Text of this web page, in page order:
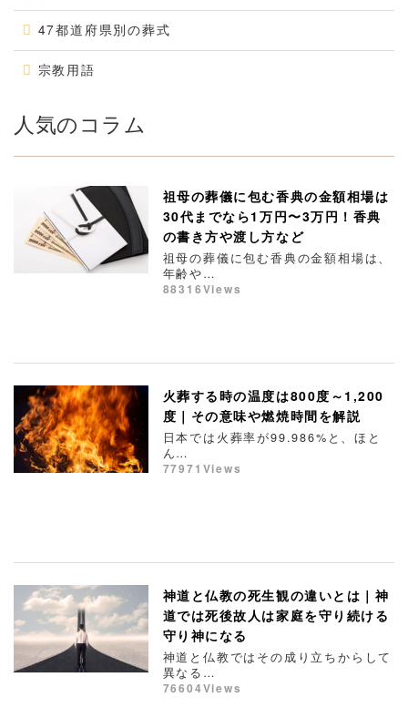
47都道府県別の葬式
宗教用語
人気のコラム
祖母の葬儀に包む香典の金額相場は
30代までなら1万円〜3万円！香典
の書き方や渡し方など
祖母の葬儀に包む香典の金額相場は、
年齢や…
88316Views
火葬する時の温度は800度～1,200
度｜その意味や燃焼時間を解説
日本では火葬率が99.986%と、ほと
ん…
77971Views
神道と仏教の死生観の違いとは｜神
道では死後故人は家庭を守り続ける
守り神になる
神道と仏教ではその成り立ちからして
異なる…
76604Views